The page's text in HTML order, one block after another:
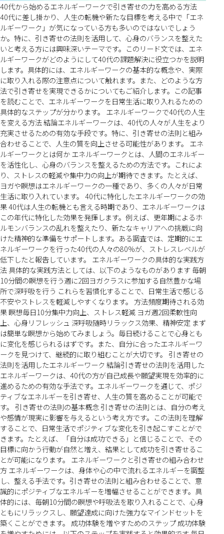
40代から始めるエネルギーワークで引き寄せの力を高める方法
40代に差し掛かり、人生の転機や新たな目標を考える中で「エネ
ルギーワーク」が気になっている方も多いのではないでしょう
か。特に、引き寄せの法則を活用して、心身のバランスを整えた
いと考える方には興味深いテーマです。このリード文では、エネ
ルギーワークがどのようにして40代の課題解決に役立つかを説明
します。具体的には、エネルギーワークの基本的な概念や、実際
に取り入れる際の注意点について触れます。また、どのような方
法で引き寄せを実現できるかについてもご紹介します。この記事
を読むことで、エネルギーワークを日常生活に取り入れるための
具体的なステップが分かります。 エネルギーワークで40代の人生
を変える方法 結論エネルギーワークは、40代の人々が人生をより
充実させるための有効な手段です。特に、引き寄せの法則と組み
合わせることで、人生の質を向上させる可能性があります。 エネ
ルギーワークとは何か エネルギーワークとは、人間のエネルギー
を活性化し、心身のバランスを整えるための方法です。これによ
り、ストレスの軽減や集中力の向上が期待できます。たとえば、
ヨガや瞑想はエネルギーワークの一種であり、多くの人々が日常
生活に取り入れています。 40代に特化したエネルギーワークの効
果 40代は人生の転機とも言える時期であり、エネルギーワークは
この年代に特化した効果を発揮します。例えば、更年期によるホ
ルモンバランスの乱れを整えたり、新たなキャリアへの挑戦に向
けた精神的な準備をサポートします。ある調査では、定期的にエ
ネルギーワークを行った40代の人々の80%が、ストレスレベルが
低下したと報告しています。 エネルギーワークの具体的な実践方
法 具体的な実践方法としては、以下のようなものがあります 毎朝
10分間の瞑想を行う週に2回ヨガクラスに参加する自然豊かな場
所で深呼吸を行う これらを習慣化することで、日常生活で感じる
不安やストレスを軽減しやすくなります。 方法頻度期待される効
果 瞑想毎日10分集中力向上、ストレス軽減 ヨガ週2回柔軟性向
上、心身リフレッシュ 深呼吸随時リラックス効果、精神安定 まず
は簡単な瞑想から始めてみましょう。毎日続けることで心身とも
に変化を感じられるはずです。また、自分に合ったエネルギーワ
ークを見つけて、継続的に取り組むことが大切です。 引き寄せの
法則を活用したエネルギーワーク 結論引き寄せの法則を活用した
エネルギーワークは、40代の方が自己成長や願望実現を効率的に
進めるための有効な手法です。エネルギーワークを通じて、ポジ
ティブなエネルギーを引き寄せ、人生の質を高めることが可能で
す。 引き寄せの法則の基本概念 引き寄せの法則とは、自分の考え
や感情が現実に影響を与えるという考え方です。この法則を理解
することで、日常生活でポジティブな変化を引き起こすことがで
きます。たとえば、「自分は成功できる」と信じることで、その
目標に向かう行動が自然と増え、結果として成功を引き寄せるこ
とが可能になります。 エネルギーワークと引き寄せの組み合わせ
方 エネルギーワークは、身体や心の中で流れるエネルギーを調整
し、整える手法です。引き寄せの法則と組み合わせることで、意
識的にポジティブなエネルギーを増幅させることができます。具
体的には、毎朝10分間の瞑想や呼吸法を取り入れることで、心身
ともにリラックスし、願望達成に向けた強力なマインドセットを
築くことができます。 成功体験を増やすためのステップ 成功体験